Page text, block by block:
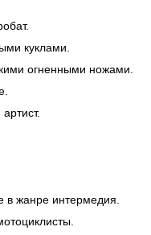
куклами.
огненными ножами.
жанре интермедия.